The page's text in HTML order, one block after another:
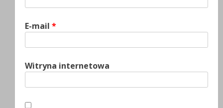
E-mail *
Witryna internetowa